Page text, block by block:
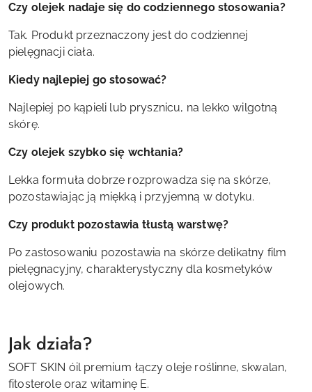
Czy olejek nadaje się do codziennego stosowania?
Tak. Produkt przeznaczony jest do codziennej
pielęgnacji ciała.
Kiedy najlepiej go stosować?
Najlepiej po kąpieli lub prysznicu, na lekko wilgotną
skórę.
Czy olejek szybko się wchłania?
Lekka formuła dobrze rozprowadza się na skórze,
pozostawiając ją miękką i przyjemną w dotyku.
Czy produkt pozostawia tłustą warstwę?
Po zastosowaniu pozostawia na skórze delikatny film
pielęgnacyjny, charakterystyczny dla kosmetyków
olejowych.
Jak działa?
SOFT SKIN óil premium łączy oleje roślinne, skwalan,
fitosterole oraz witaminę E.